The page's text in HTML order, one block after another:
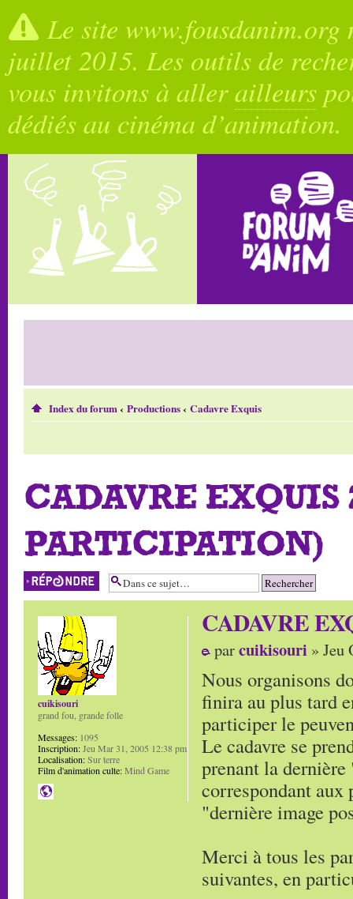
Le site
juillet 2015. Les outils de
vous invitons à allerailleurs
dédiés au cinéma d’animation.
Index du forum‹ Productions‹ Cadavre Exquis
CADAVRE EXQUIS
PARTICIPATION)
Répondre
CADAVRE
parcuikisouri » Jeu
Nous organisons
finira au plus tard
participer le
Le cadavre se
prenant la
correspondant aux
"dernière image
Merci à tous les
suivantes, en
cuikisouri
grand fou, grande folle
Messages: 1095
Inscription:Jeu Mar 31, 2005 12:38 pm
Localisation:Sur terre
Film d'animation culte:Mind Game